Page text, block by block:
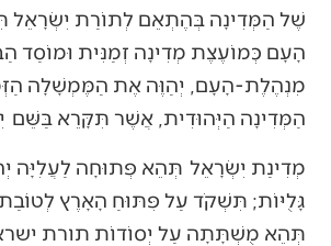
שֶׁל הַמְּדִינָה בְּהֶתְאֵם לְתוֹרַת יִשְׂרָאֵל
הָעָם כְּמוֹעֶצֶת מְדִינָה זְמַנִּית וּמוֹסַד
מִנְהֶלֶת-הָעָם, יְהַוֶּה אֶת הַמֶּמְשָׁלָה
הַמְּדִינָה הַיְּהוּדִית, אֲשֶׁר תִּקָּרֵא בַּשֵּׁם
מְדִינַת יִשְׂרָאֵל תְּהֵא פְּתוּחָה לַעֲלִיָּה
גָּלֻיּוֹת; תִּשְׁקֹד עַל פִּתּוּחַ הָאָרֶץ
תְּהֵא מֻשְׁתָּתָה עַל יְסוֹדוֹת תורת